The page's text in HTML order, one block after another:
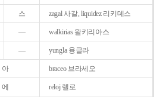
스 zagal 사갈, liquidez 리키데스
― walkirias 왈키리아스
― yungla 융글라
아 braceo 브라세오
에 reloj 렐로